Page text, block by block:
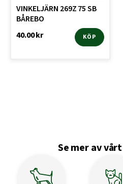
VINKELJÄRN 269Z 75 SB
BÅREBO
40.00kr KÖP
Se mer av